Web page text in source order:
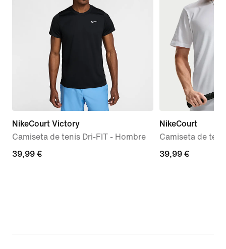
NikeCourt Victory
Camiseta de tenis Dri-FIT - Hombre
39,99 €
39,99 €
NikeCourt
Camiseta de
39,99 €
39,99 €